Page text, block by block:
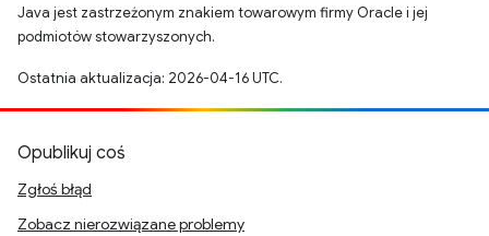
Java jest zastrzeżonym znakiem towarowym firmy Oracle i jej
podmiotów stowarzyszonych.
Ostatnia aktualizacja: 2026-04-16 UTC.
Opublikuj coś
Zgłoś błąd
Zobacz nierozwiązane problemy